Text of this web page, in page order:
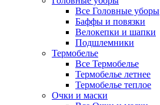
Все Головные уборы
Баффы и повязки
Велокепки и шапки
Подшлемники
Термобелье
Все Термобелье
Термобелье летнее
Термобелье теплое
Очки и маски